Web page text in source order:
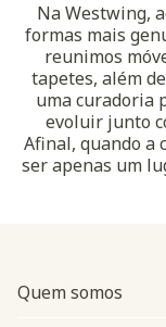
Na Westwing,
formas mais
reunimos
tapetes, além
uma curadoria
evoluir junto
Afinal, quando a
ser apenas um
Quem somos